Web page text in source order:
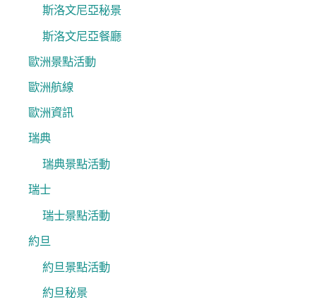
斯洛文尼亞秘景
斯洛文尼亞餐廳
歐洲景點活動
歐洲航線
歐洲資訊
瑞典
瑞典景點活動
瑞士
瑞士景點活動
約旦
約旦景點活動
約旦秘景